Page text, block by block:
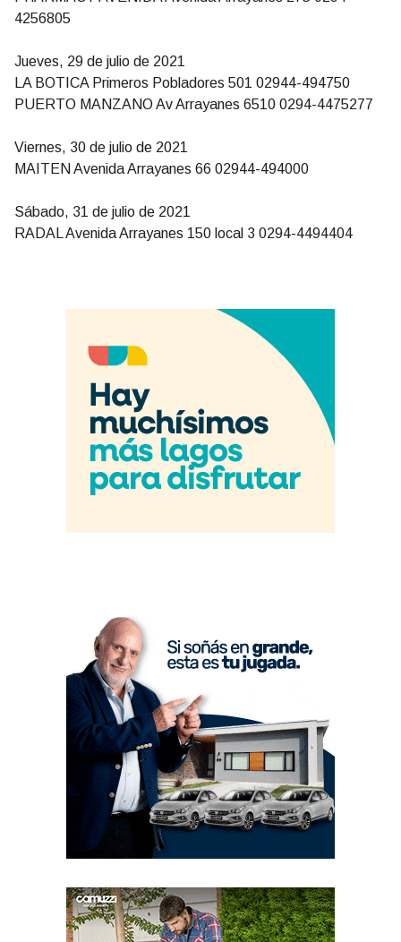
4256805
Jueves, 29 de julio de 2021
LA BOTICA Primeros Pobladores 501 02944-494750
PUERTO MANZANO Av Arrayanes 6510 0294-4475277
Viernes, 30 de julio de 2021
MAITEN Avenida Arrayanes 66 02944-494000
Sábado, 31 de julio de 2021
RADAL Avenida Arrayanes 150 local 3 0294-4494404